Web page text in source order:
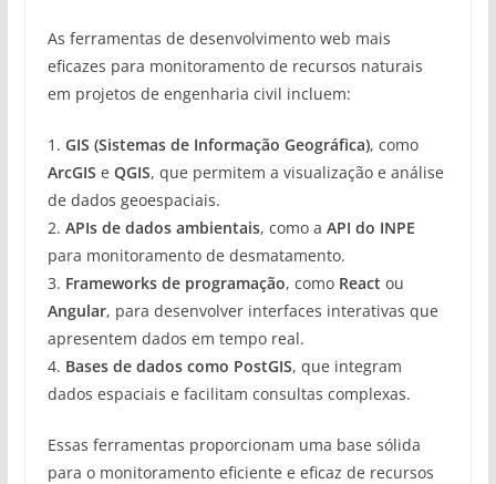
As ferramentas de desenvolvimento web mais
eficazes para monitoramento de recursos naturais
em projetos de engenharia civil incluem:
1. GIS (Sistemas de Informação Geográfica), como
ArcGIS e QGIS, que permitem a visualização e análise
de dados geoespaciais.
2. APIs de dados ambientais, como a API do INPE
para monitoramento de desmatamento.
3. Frameworks de programação, como React ou
Angular, para desenvolver interfaces interativas que
apresentem dados em tempo real.
4. Bases de dados como PostGIS, que integram
dados espaciais e facilitam consultas complexas.
Essas ferramentas proporcionam uma base sólida
para o monitoramento eficiente e eficaz de recursos